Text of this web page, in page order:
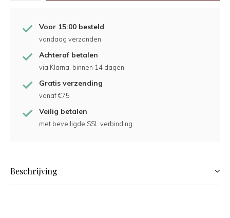
Voor 15:00 besteld
vandaag verzonden
Achteraf betalen
via Klarna, binnen 14 dagen
Gratis verzending
vanaf €75
Veilig betalen
met beveiligde SSL verbinding
Beschrijving